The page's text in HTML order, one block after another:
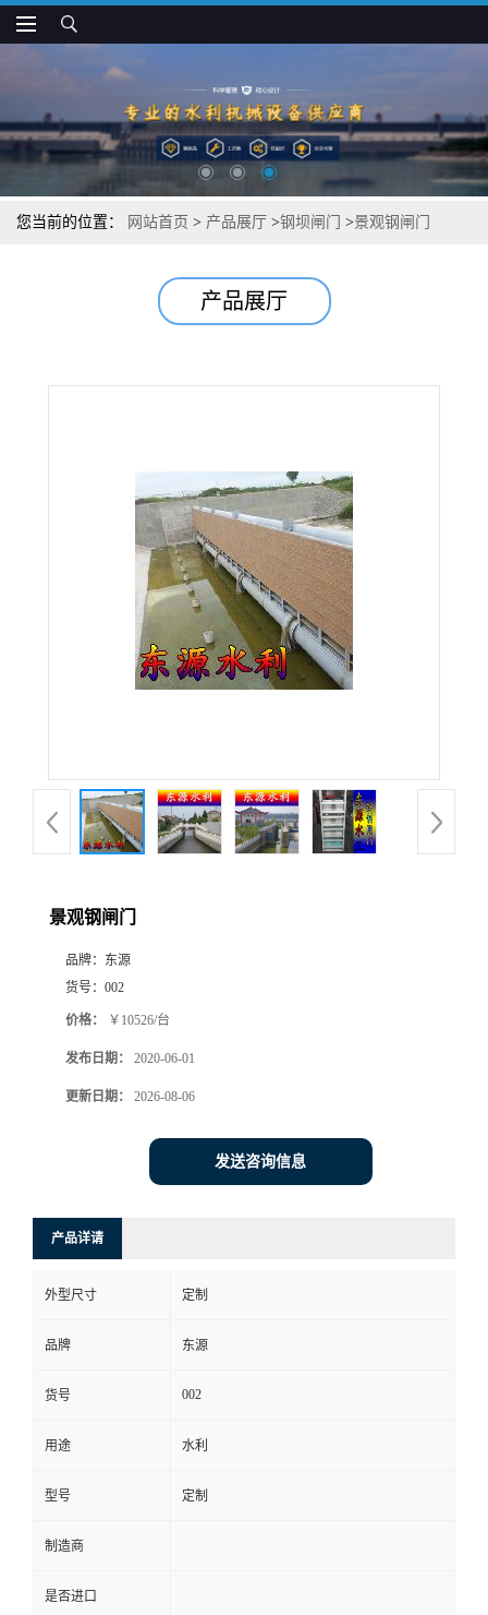
您当前的位置： 网站首页 > 产品展厅 >钢坝闸门 >景观钢闸门
产品展厅
景观钢闸门
品牌： 东源
货号： 002
价格： ￥10526/台
发布日期： 2020-06-01
更新日期： 2026-08-06
发送咨询信息
产品详请
外型尺寸 定制
品牌 东源
货号 002
用途 水利
型号 定制
制造商
是否进口